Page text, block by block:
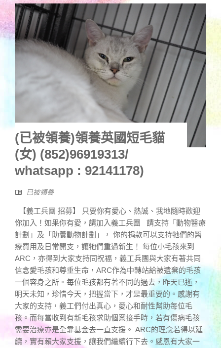
(已被領養)領養英國短毛貓
(女) (852)96919313/
whatsapp : 92141178)
已被領養
【義工兵團 招募】 只要你有愛心、熱誠、我地隨時歡迎
你加入！如果你有愛，請加入義工兵團 請支持「動物醫療
計劃」及「助養動物計劃」， 你的捐款可以支持牠們的醫
療費用及日常開支，讓牠們重過新生！ 每位小毛孩來到
ARC，亦得到大家支持同祝福，義工兵團與大家有著共同
信念愛毛孩和尊重生命，ARC作為中轉站給被遺棄的毛孩
一個容身之所。每位毛孩都有著不同的過去，昨天已逝，
明天未知，珍惜今天，把握當下，才是最重要的。感謝有
大家的支持，義工們付出真心，愛心和耐性幫助每位毛
孩。而每當收到有新毛孩求助個案接手時，若有傷病毛孩
需要治療亦是全靠基金去一直支援。 ARC的理念若得以延
續，實有賴大家支援，讓我們繼續行下去。感恩有大家一